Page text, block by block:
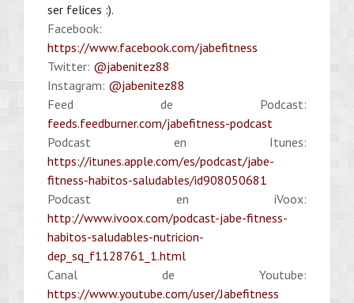
ser felices :).
Facebook:
https://www.facebook.com/jabefitness
Twitter: @jabenitez88
Instagram: @jabenitez88
Feed de Podcast:
feeds.feedburner.com/jabefitness-podcast
Podcast en Itunes:
https://itunes.apple.com/es/podcast/jabe-
fitness-habitos-saludables/id908050681
Podcast en iVoox:
http://www.ivoox.com/podcast-jabe-fitness-
habitos-saludables-nutricion-
dep_sq_f1128761_1.html
Canal de Youtube:
https://www.youtube.com/user/Jabefitness